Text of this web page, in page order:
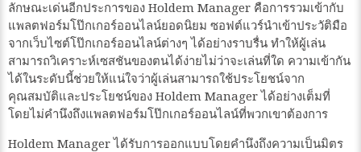
ลักษณะเด่นอีกประการของ Holdem Manager คือการรวมเข้ากับ
แพลตฟอร์มโป๊กเกอร์ออนไลน์ยอดนิยม ซอฟต์แวร์นำเข้าประวัติมือ
จากเว็บไซต์โป๊กเกอร์ออนไลน์ต่างๆ ได้อย่างราบรื่น ทำให้ผู้เล่น
สามารถวิเคราะห์เซสชันของตนได้ง่ายไม่ว่าจะเล่นที่ใด ความเข้ากัน
ได้ในระดับนี้ช่วยให้แน่ใจว่าผู้เล่นสามารถใช้ประโยชน์จาก
คุณสมบัติและประโยชน์ของ Holdem Manager ได้อย่างเต็มที่
โดยไม่คำนึงถึงแพลตฟอร์มโป๊กเกอร์ออนไลน์ที่พวกเขาต้องการ
Holdem Manager ได้รับการออกแบบโดยคำนึงถึงความเป็นมิตร